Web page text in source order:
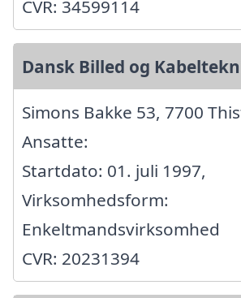
CVR: 34599114
Dansk Billed og
Simons Bakke 53, 7700
Ansatte:
Startdato: 01. juli 1997,
Virksomhedsform:
Enkeltmandsvirksomhed
CVR: 20231394